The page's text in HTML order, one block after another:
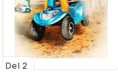
Del 2